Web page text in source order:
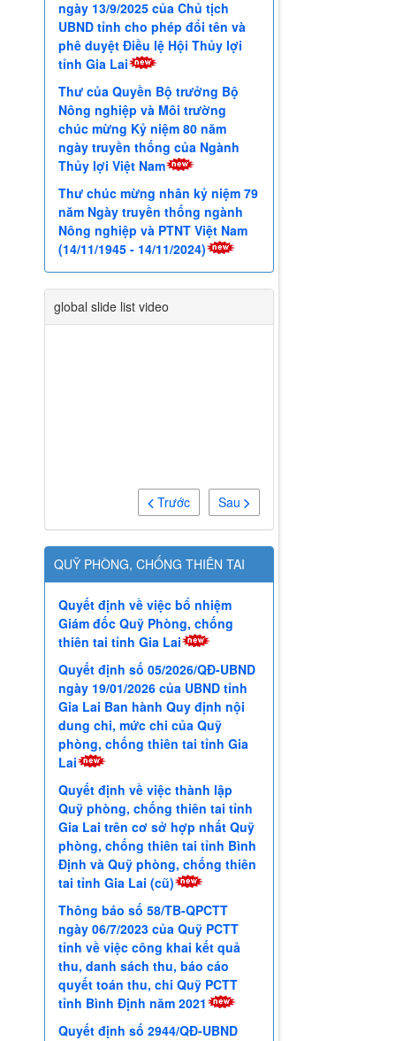
Thống kê
Đang truy cập
Hôm nay
Tháng hiện tại
87,335
Tổng lượt truy
cập
35,581,658
HỘI THỦY LỢI BÌNH ĐỊNH
ngày truyền thống của Ngành
Thủy lợi Việt Nam
Thư chúc mừng nhân kỷ niệm 79
năm Ngày truyền thống ngành
Nông nghiệp và PTNT Việt Nam
(14/11/1945 - 14/11/2024)
global slide list video
Sau
Trước
QUỸ PHÒNG, CHỐNG THIÊN TAI
Quyết định về việc bổ nhiệm
Giám đốc Quỹ Phòng, chống
thiên tai tỉnh Gia Lai
Quyết định số 05/2026/QĐ-UBND